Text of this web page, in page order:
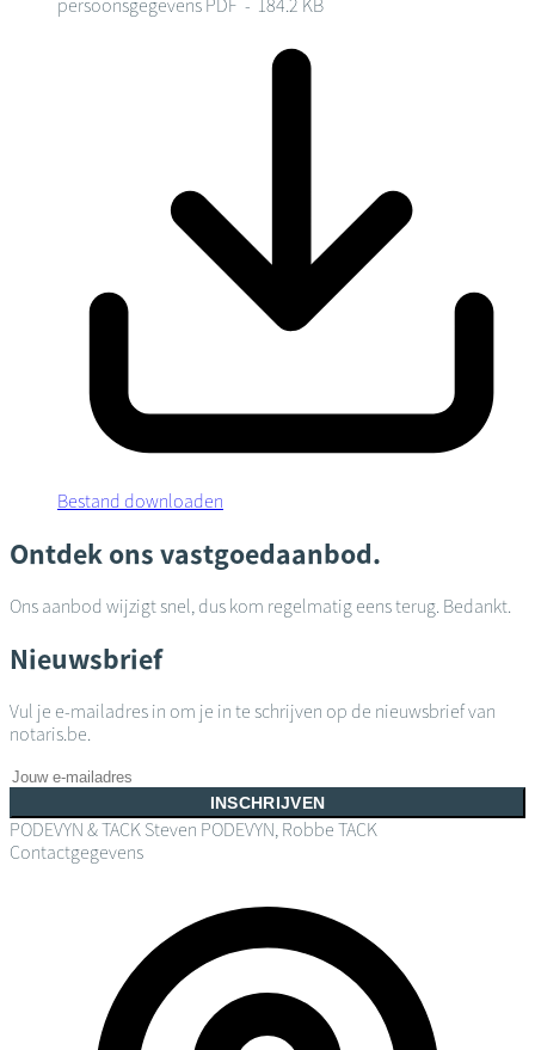
persoonsgegevens PDF - 184.2 KB
Bestand downloaden
Ontdek ons vastgoedaanbod.
Ons aanbod wijzigt snel, dus kom regelmatig eens terug. Bedankt.
Nieuwsbrief
Vul je e-mailadres in om je in te schrijven op de nieuwsbrief van
notaris.be.
INSCHRIJVEN
PODEVYN & TACK Steven PODEVYN, Robbe TACK
Contactgegevens